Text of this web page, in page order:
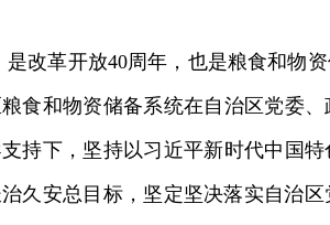
是改革开放40周年，也是粮食和物
食和物资储备系统在自治区党委
持下， 坚持以习近平新时代中国
久安总目标，坚定坚决落实自治区